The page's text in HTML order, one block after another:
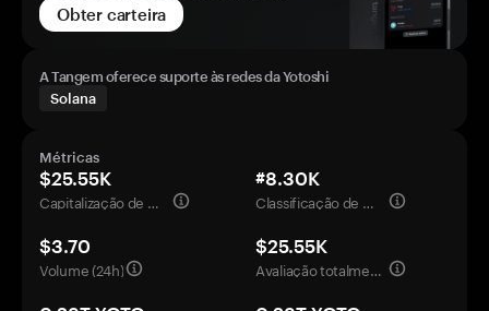
Obter carteira
A Tangem oferece suporte às redes da Yotoshi
Solana
Métricas
$25.55K
Capitalização de mercado
#8.30K
Classificação de mercado
$3.70
Volume (24h)
$25.55K
Avaliação totalmente diluída